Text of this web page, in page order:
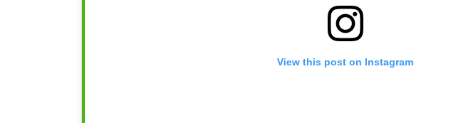
View this post on Instagram